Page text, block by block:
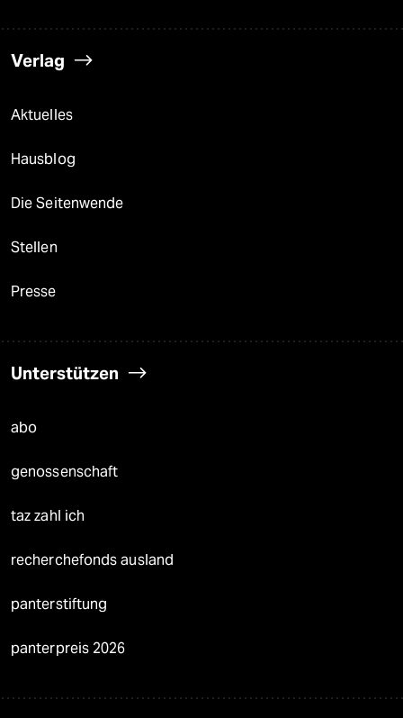
Verlag
Aktuelles
Hausblog
Die Seitenwende
Stellen
Presse
Unterstützen
abo
genossenschaft
taz zahl ich
recherchefonds ausland
panterstiftung
panterpreis 2026